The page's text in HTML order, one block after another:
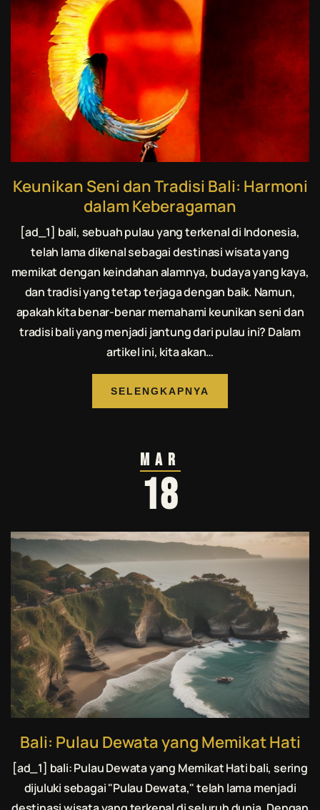
Keunikan Seni dan Tradisi Bali: Harmoni
dalam Keberagaman
[ad_1] bali, sebuah pulau yang terkenal di Indonesia,
telah lama dikenal sebagai destinasi wisata yang
memikat dengan keindahan alamnya, budaya yang kaya,
dan tradisi yang tetap terjaga dengan baik. Namun,
apakah kita benar-benar memahami keunikan seni dan
tradisi bali yang menjadi jantung dari pulau ini? Dalam
artikel ini, kita akan…
SELENGKAPNYA
Mar
18
Bali: Pulau Dewata yang Memikat Hati
[ad_1] bali: Pulau Dewata yang Memikat Hati bali, sering
dijuluki sebagai "Pulau Dewata," telah lama menjadi